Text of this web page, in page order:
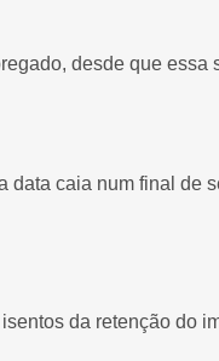
desde que
data caia num final de
da retenção do